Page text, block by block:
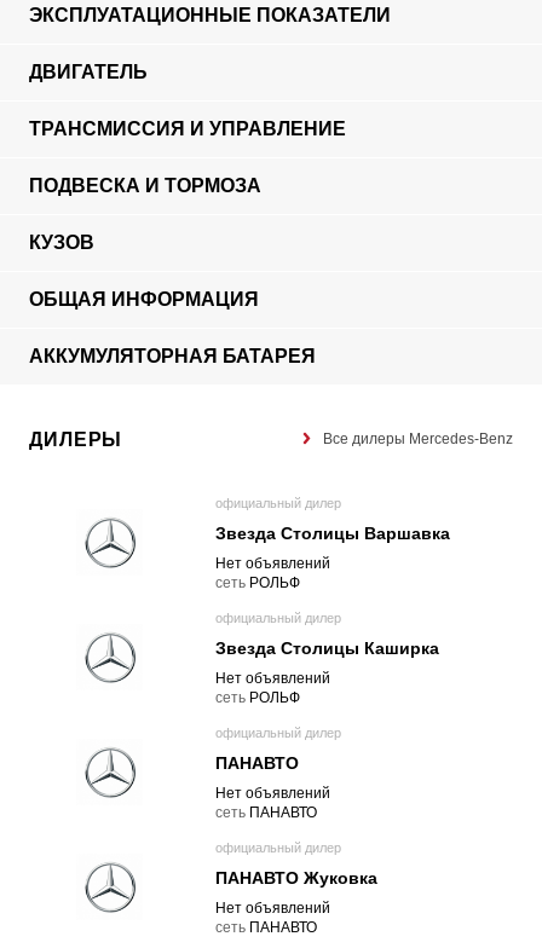
ЭКСПЛУАТАЦИОННЫЕ ПОКАЗАТЕЛИ
ДВИГАТЕЛЬ
ТРАНСМИССИЯ И УПРАВЛЕНИЕ
ПОДВЕСКА И ТОРМОЗА
КУЗОВ
ОБЩАЯ ИНФОРМАЦИЯ
АККУМУЛЯТОРНАЯ БАТАРЕЯ
ДИЛЕРЫ Все дилеры Mercedes-Benz
официальный дилер
Звезда Столицы Варшавка
Нет объявлений
cеть РОЛЬФ
официальный дилер
Звезда Столицы Каширка
Нет объявлений
cеть РОЛЬФ
официальный дилер
ПАНАВТО
Нет объявлений
cеть ПАНАВТО
официальный дилер
ПАНАВТО Жуковка
Нет объявлений
cеть ПАНАВТО